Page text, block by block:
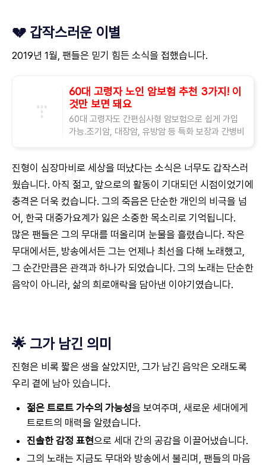
💔 갑작스러운 이별
2019년 1월, 팬들은 믿기 힘든 소식을 접했습니다.
60대 고령자 노인 암보험 추천 3가지! 이
것만 보면 돼요
60대 고령자도 간편심사형 암보험으로 쉽게 가입
가능.조기암, 대장암, 유방암 등 특화 보장과 간병비
진형이 심장마비로 세상을 떠났다는 소식은 너무도 갑작스러
웠습니다. 아직 젊고, 앞으로의 활동이 기대되던 시점이었기에
충격은 더욱 컸습니다. 그의 죽음은 단순한 개인의 비극을 넘
어, 한국 대중가요계가 잃은 소중한 목소리로 기억됩니다.
많은 팬들은 그의 무대를 떠올리며 눈물을 흘렸습니다. 작은
무대에서든, 방송에서든 그는 언제나 최선을 다해 노래했고,
그 순간만큼은 관객과 하나가 되었습니다. 그의 노래는 단순한
음악이 아니라, 삶의 희로애락을 담아낸 이야기였습니다.
🌟 그가 남긴 의미
진형은 비록 짧은 생을 살았지만, 그가 남긴 음악은 오래도록
우리 곁에 남아 있습니다.
젊은 트로트 가수의 가능성을 보여주며, 새로운 세대에게
트로트의 매력을 알렸습니다.
진솔한 감정 표현으로 세대 간의 공감을 이끌어냈습니다.
그의 노래는 지금도 무대와 방송에서 불리며, 팬들의 마음